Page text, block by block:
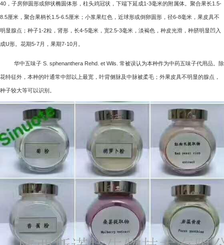
40 ，子房卵圆形或卵状椭圆体形，柱头鸡冠状，下端下延成1-3毫米的附属体。聚合果长1.5-
8.5厘米，聚合果柄长1.5-6.5厘米；小浆果红色，近球形或倒卵圆形，径6-8毫米，果皮具不
明显腺点；种子1-2粒，肾形，长4-5毫米，宽2.5-3毫米，淡褐色，种皮光滑，种脐明显凹入
成U形。花期5-7月，果期7-10月。
华中五味子 S. sphenanthera Rehd. et Wils. 常被误认为本种作为中药五味子代用品。除
花特征外，本种的叶通常中部以上最宽，叶背侧脉及中脉被柔毛；外果皮具不明显的腺点，
种子较大等可以识别。